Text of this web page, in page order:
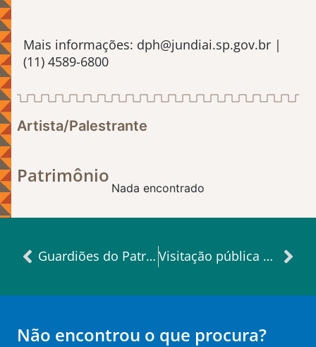
Mais informações: dph@jundiai.sp.gov.br |
(11) 4589-6800
Artista/Palestrante
Patrimônio
Nada encontrado
Guardiões do Patrimônio no Casarão Pau Preto Visitação pública Capelinha Nossa Senhora Aparecida
Não encontrou o que procura?